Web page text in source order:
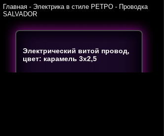
Главная - Электрика в стиле РЕТРО - Проводка
SALVADOR
Электрический витой провод,
цвет: карамель 3х2,5